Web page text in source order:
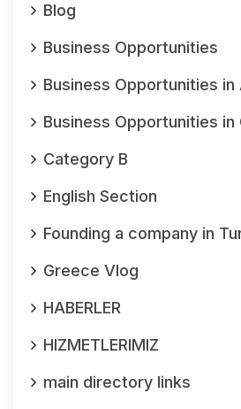
Blog
Business Opportunities
Business Opportunities in
Business Opportunities in
Category B
English Section
Founding a company in
Greece Vlog
HABERLER
HIZMETLERIMIZ
main directory links